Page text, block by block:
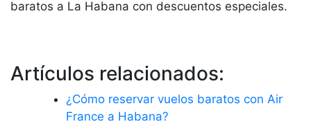
baratos a La Habana con descuentos especiales.
Artículos relacionados:
¿Cómo reservar vuelos baratos con Air
France a Habana?